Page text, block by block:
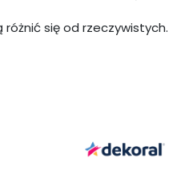
się od rzeczywistych.